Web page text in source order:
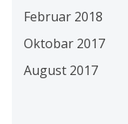
Februar 2018
Oktobar 2017
August 2017